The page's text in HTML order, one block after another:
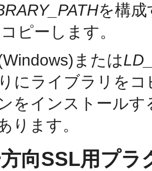
を構
ピーします。
または
にライブラリを
をインストール
ります。
向SSL用プラ